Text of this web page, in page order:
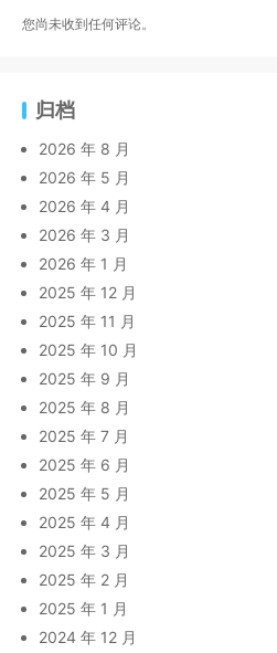
您尚未收到任何评论。
归档
2026 年 8 月
2026 年 5 月
2026 年 4 月
2026 年 3 月
2026 年 1 月
2025 年 12 月
2025 年 11 月
2025 年 10 月
2025 年 9 月
2025 年 8 月
2025 年 7 月
2025 年 6 月
2025 年 5 月
2025 年 4 月
2025 年 3 月
2025 年 2 月
2025 年 1 月
2024 年 12 月